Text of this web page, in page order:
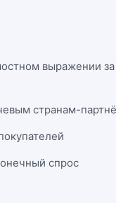
выражении
странам-
спрос